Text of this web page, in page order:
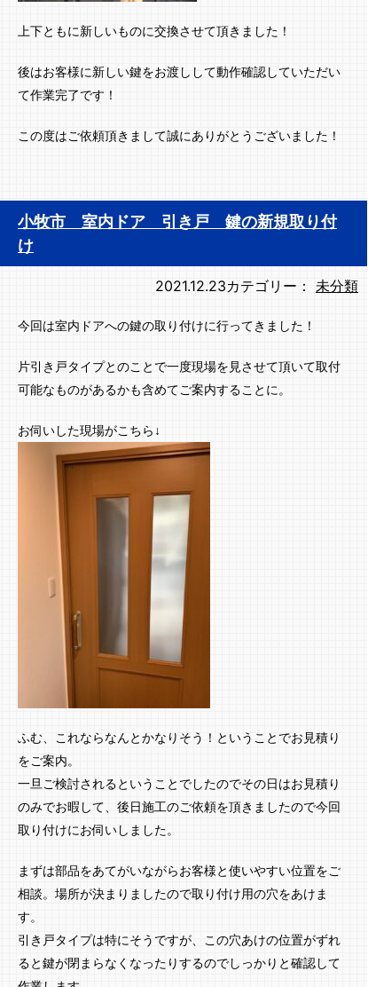
上下ともに新しいものに交換させて頂きました！
後はお客様に新しい鍵をお渡しして動作確認していただい
て作業完了です！
この度はご依頼頂きまして誠にありがとうございました！
小牧市 室内ドア 引き戸 鍵の新規取り付
け
2021.12.23カテゴリー： 未分類
今回は室内ドアへの鍵の取り付けに行ってきました！
片引き戸タイプとのことで一度現場を見させて頂いて取付
可能なものがあるかも含めてご案内することに。
お伺いした現場がこちら↓
ふむ、これならなんとかなりそう！ということでお見積り
をご案内。
一旦ご検討されるということでしたのでその日はお見積り
のみでお暇して、後日施工のご依頼を頂きましたので今回
取り付けにお伺いしました。
まずは部品をあてがいながらお客様と使いやすい位置をご
相談。場所が決まりましたので取り付け用の穴をあけま
す。
引き戸タイプは特にそうですが、この穴あけの位置がずれ
ると鍵が閉まらなくなったりするのでしっかりと確認して